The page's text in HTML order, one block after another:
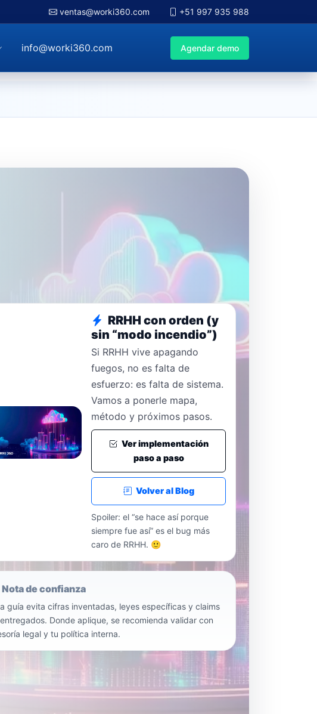
ventas@worki360.com +51 997 935 988
info@worki360.com Agendar demo
RRHH con orden (y
sin “modo incendio”)
Si RRHH vive apagando
fuegos, no es falta de
esfuerzo: es falta de sistema.
Vamos a ponerle mapa,
método y próximos pasos.
Ver implementación
paso a paso
Volver al Blog
Spoiler: el “se hace así porque
siempre fue así” es el bug más
caro de RRHH. 🙂
Nota de confianza
guía evita cifras inventadas, leyes específicas y claims
Donde aplique, se recomienda validar con
legal y tu política interna.